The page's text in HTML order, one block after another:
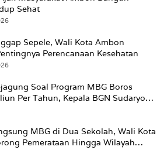
Sehat
Sepele, Wali Kota Ambon
Perencanaan Kesehatan
Soal Program MBG Boros
Per Tahun, Kepala BGN Sudaryono
MBG di Dua Sekolah, Wali Kota
Pemerataan Hingga Wilayah